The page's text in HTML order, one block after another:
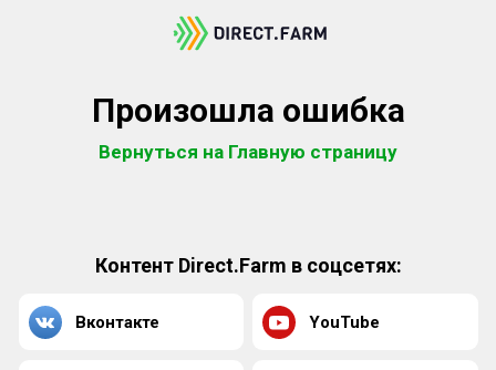
Произошла ошибка
Вернуться на Главную страницу
Контент Direct.Farm в соцсетях:
Вконтакте YouTube